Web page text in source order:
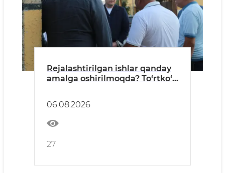
Rejalashtirilgan ishlar qanday
amalga oshirilmoqda? To‘rtko‘l
06.08.2026
27